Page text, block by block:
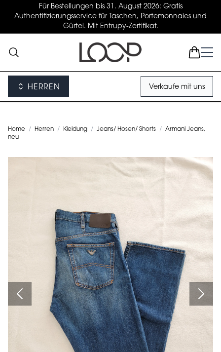
Für Bestellungen bis 31. August 2026: Gratis
Authentifizierungsservice für Taschen, Portemonnaies und
Gürtel. Mit Entrupy-Zertifikat.
HERREN Verkaufe mit uns
Home / Herren / Kleidung / Jeans/ Hosen/ Shorts / Armani Jeans,
neu